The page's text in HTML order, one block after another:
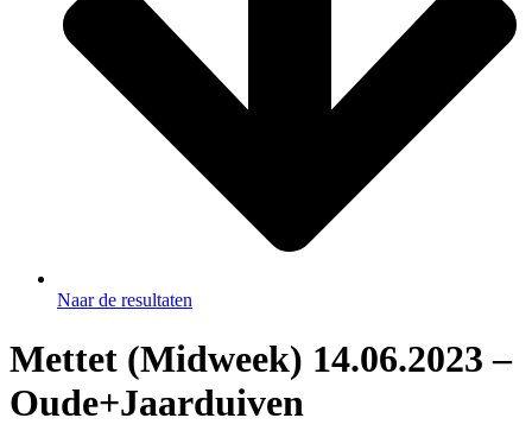
Naar de resultaten
Mettet (Midweek) 14.06.2023 –
Oude+Jaarduiven